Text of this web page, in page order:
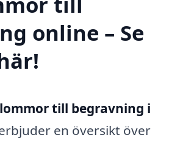
online – Se
till begravning i
en översikt över